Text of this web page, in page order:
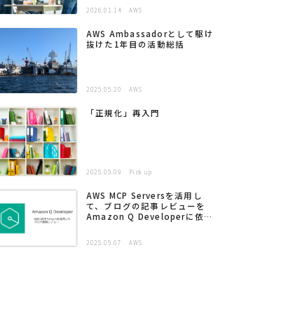
2026.01.14 AWS
AWS Ambassadorとして駆け
抜けた1年目の活動総括
2025.05.20 AWS
「正規化」再入門
2025.05.09 Pick up
AWS MCP Serversを活用し
て、ブログの記事レビューを
Amazon Q Developerに依頼
2025.05.07 AWS